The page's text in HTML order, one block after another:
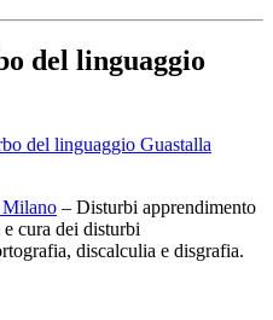
del linguaggio
del linguaggio Guastalla
Milano – Disturbi apprendimento
cura dei disturbi
discalculia e disgrafia.